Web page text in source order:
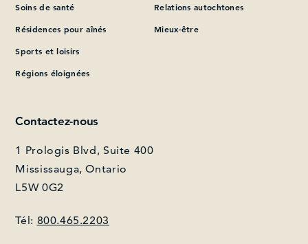
Soins de santé
Résidences pour aînés
Sports et loisirs
Régions éloignées
Relations autochtones
Mieux-être
Contactez-nous
1 Prologis Blvd, Suite 400
Mississauga, Ontario
L5W 0G2
Tél: 800.465.2203